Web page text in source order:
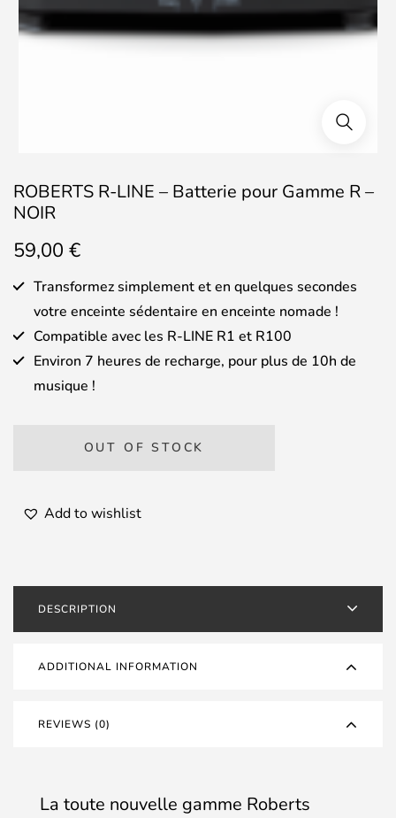
ROBERTS R-LINE – Batterie pour Gamme R –
NOIR
59,00 €
Transformez simplement et en quelques secondes
votre enceinte sédentaire en enceinte nomade !
Compatible avec les R-LINE R1 et R100
Environ 7 heures de recharge, pour plus de 10h de
musique !
OUT OF STOCK
Add to wishlist
DESCRIPTION
ADDITIONAL INFORMATION
REVIEWS (0)
La toute nouvelle gamme Roberts